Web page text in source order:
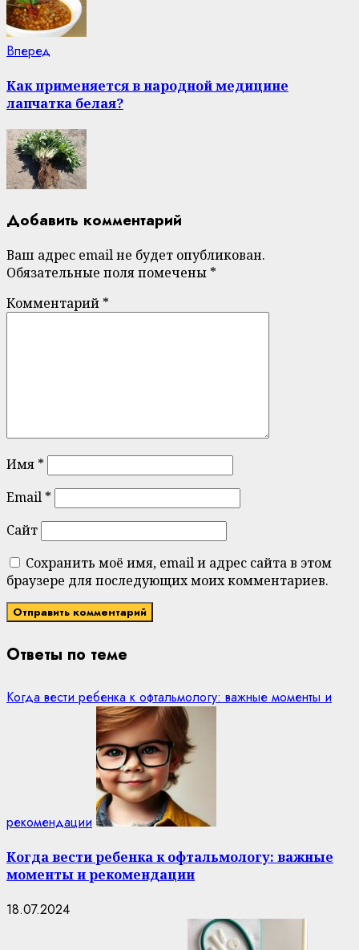
Вперед
Как применяется в народной медицине
лапчатка белая?
Добавить комментарий
Ваш адрес email не будет опубликован.
Обязательные поля помечены *
Комментарий *
Имя *
Email *
Сайт
Сохранить моё имя, email и адрес сайта в этом
браузере для последующих моих комментариев.
Ответы по теме
Когда вести ребенка к офтальмологу: важные моменты и
рекомендации
Когда вести ребенка к офтальмологу: важные
моменты и рекомендации
18.07.2024